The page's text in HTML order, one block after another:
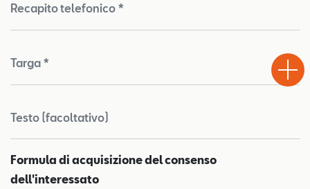
Recapito telefonico *
Targa *
Testo (facoltativo)
Formula di acquisizione del consenso
dell'interessato
Drive
Chiama